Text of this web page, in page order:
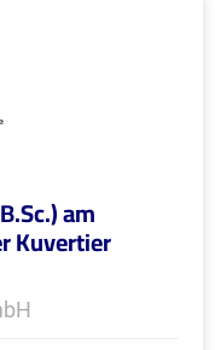
am
Kuvertier